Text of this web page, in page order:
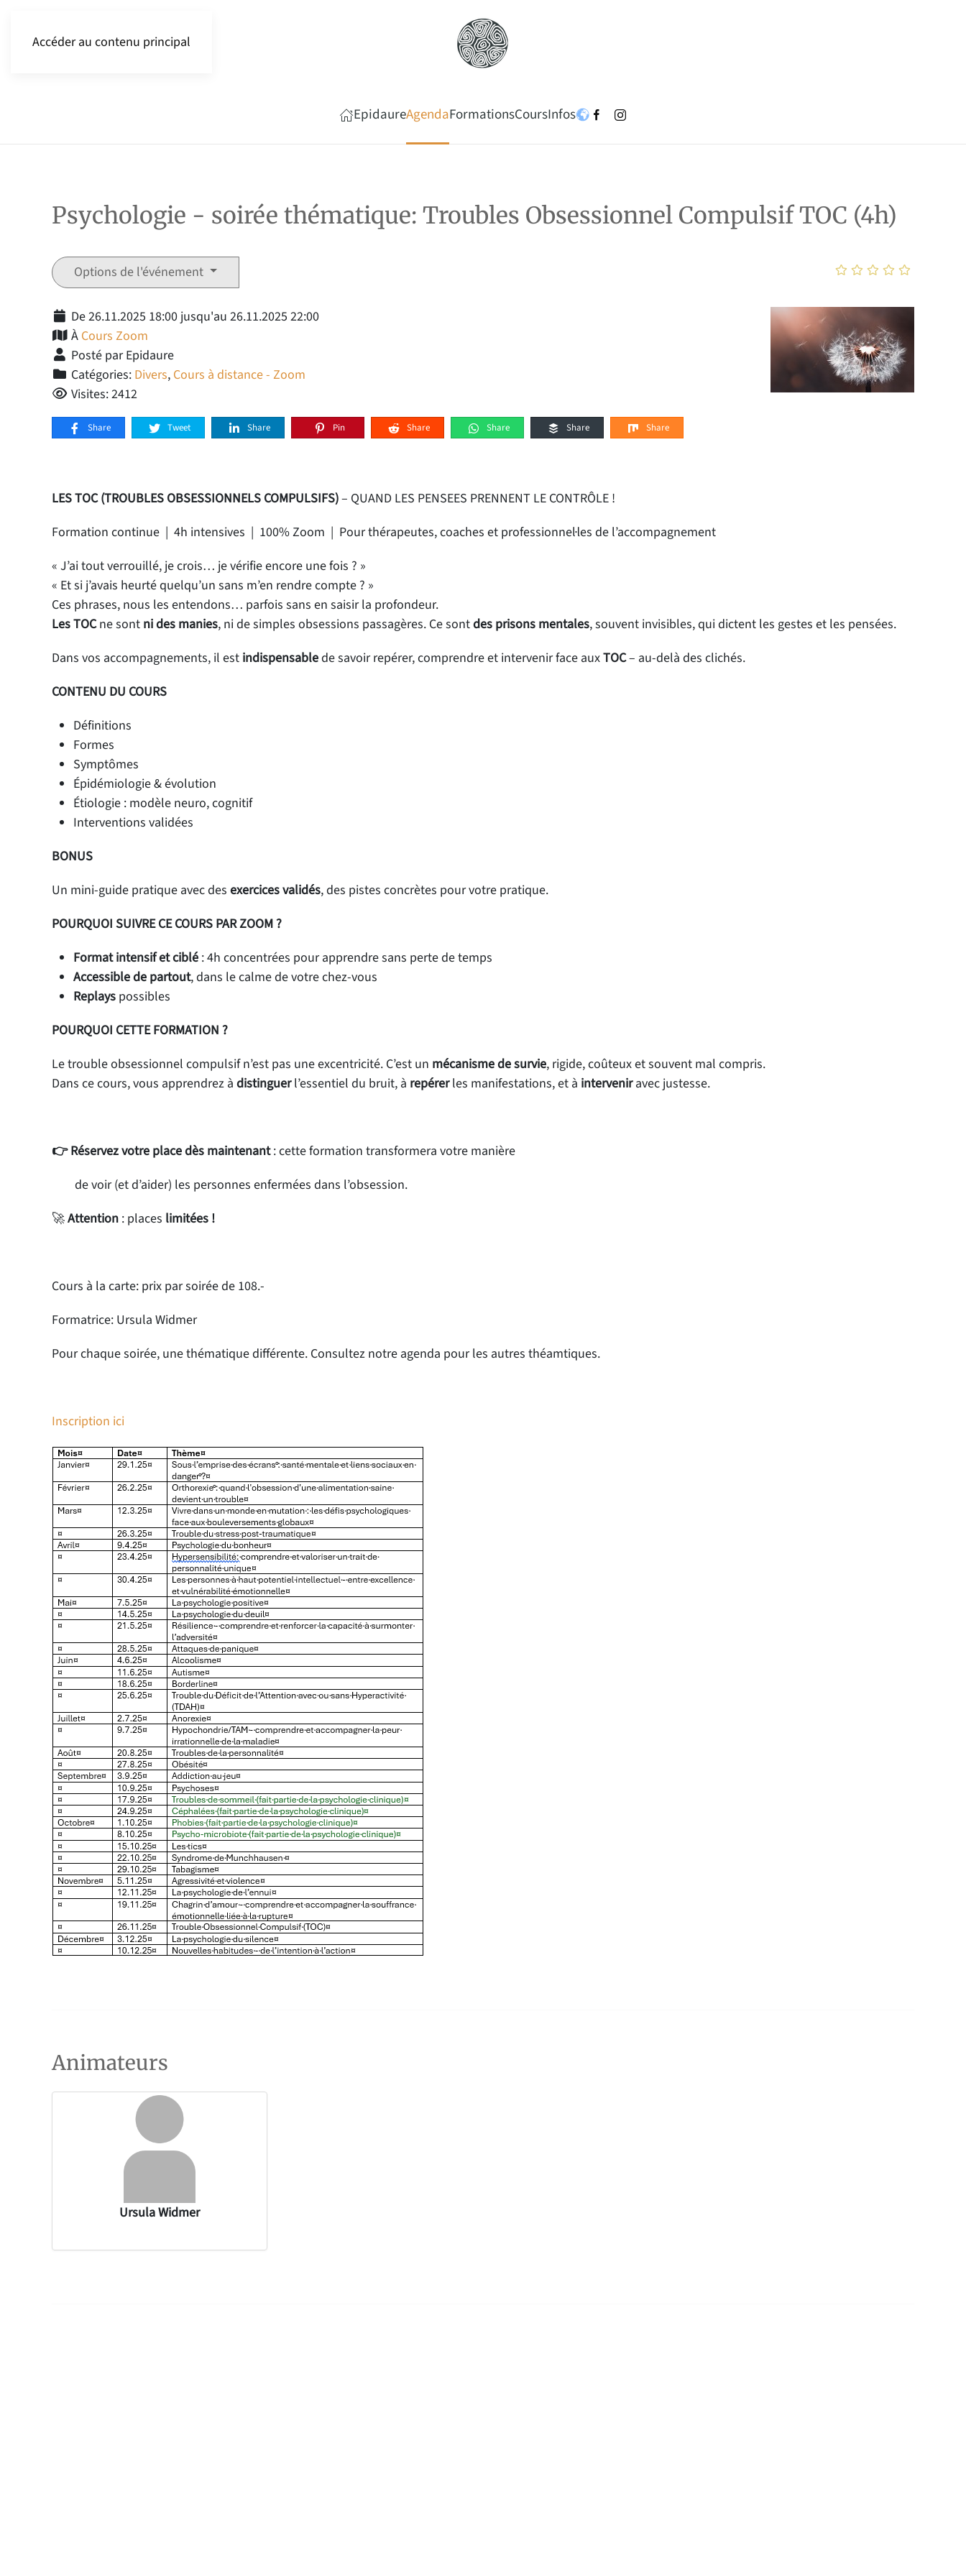
Accéder au contenu principal
EpidaureAgendaFormationsCoursInfos
Psychologie - soirée thématique: Troubles Obsessionnel Compulsif TOC (4h)
Options de l'événement
De 26.11.2025 18:00 jusqu'au 26.11.2025 22:00
À Cours Zoom
Posté par Epidaure
Catégories: Divers, Cours à distance - Zoom
Visites: 2412
Share Tweet Share Pin Share Share Share Share
LES TOC (TROUBLES OBSESSIONNELS COMPULSIFS)– QUAND LES PENSEES PRENNENT LE CONTRÔLE !
Formation continue | 4h intensives | 100% Zoom | Pour thérapeutes, coaches et professionnel·les de l’accompagnement
« J’ai tout verrouillé, je crois… je vérifie encore une fois ? »
« Et si j’avais heurté quelqu’un sans m’en rendre compte ? »
Ces phrases, nous les entendons… parfois sans en saisir la profondeur.
Les TOCne sont ni des manies, ni de simples obsessions passagères. Ce sontdes prisons mentales, souvent invisibles, qui dictent les gestes et les pensées.
Dans vos accompagnements, il est indispensablede savoir repérer, comprendre et intervenir face auxTOC– au-delà des clichés.
CONTENU DU COURS
Définitions
Formes
Symptômes
Épidémiologie & évolution
Étiologie : modèle neuro, cognitif
Interventions validées
BONUS
Un mini-guide pratique avec des exercices validés, des pistes concrètes pour votre pratique.
POURQUOI SUIVRE CE COURS PAR ZOOM ?
Format intensif et ciblé : 4h concentrées pour apprendre sans perte de temps
Accessible de partout, dans le calme de votre chez-vous
Replays possibles
POURQUOI CETTE FORMATION ?
Le trouble obsessionnel compulsif n’est pas une excentricité. C’est un mécanisme de survie, rigide, coûteux et souvent mal compris.
Dans ce cours, vous apprendrez à distinguerl’essentiel du bruit, à repérerles manifestations, et à interveniravec justesse.
👉Réservez votre place dès maintenant: cette formation transformera votre manière
de voir (et d’aider) les personnes enfermées dans l’obsession.
🚀Attention : places limitées !
Cours à la carte: prix par soirée de 108.-
Formatrice: Ursula Widmer
Pour chaque soirée, une thématique différente. Consultez notre agenda pour les autres théamtiques.
Inscription ici
Animateurs
Ursula Widmer